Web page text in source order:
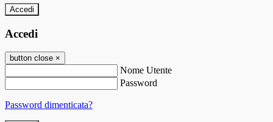
Accedi
Accedi
button close ×
Nome Utente
Password
Password dimenticata?